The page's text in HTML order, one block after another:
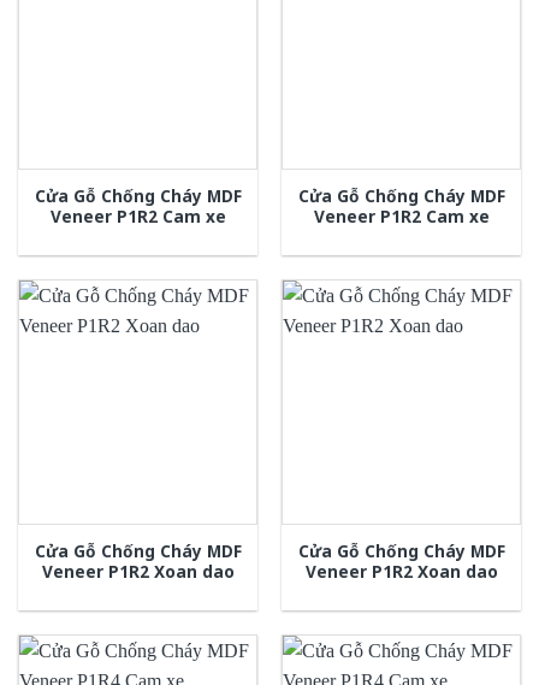
Cửa Gỗ Chống Cháy MDF
Veneer P1R2 Cam xe
Cửa Gỗ Chống Cháy MDF
Veneer P1R2 Cam xe
Cửa Gỗ Chống Cháy MDF
Veneer P1R2 Xoan dao
Cửa Gỗ Chống Cháy MDF
Veneer P1R2 Xoan dao